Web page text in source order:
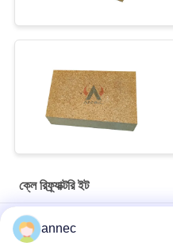
ক্লে রিফ্র্যাক্টরি ইট
উচ্চ অ্যালুমিনিয়াম ক্লে রেফ্র্যাক্টরি ইট উচ্চ
স্লেগ বৈশিষ্ট্য সঙ্গে পারফরম্যান্স অফার
annec